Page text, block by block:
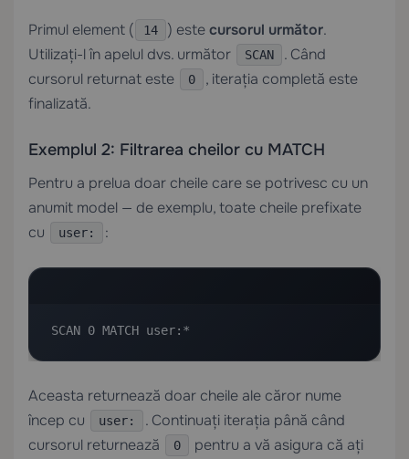
Primul element ( 14 ) estecursorul următor.
Utilizați-l în apelul dvs. următor
SCAN
. Când
cursorul returnat este
0
, iterația completă este
finalizată.
Exemplul 2: Filtrarea cheilor cu MATCH
Pentru a prelua doar cheile care se potrivesc cu un
anumit model — de exemplu, toate cheile prefixate
cu
user: :
SCAN 0 MATCH user:*
Aceasta returnează doar cheile ale căror nume
încep cu
user:
. Continuați iterația până când
cursorul returnează
0
pentru a vă asigura că ați